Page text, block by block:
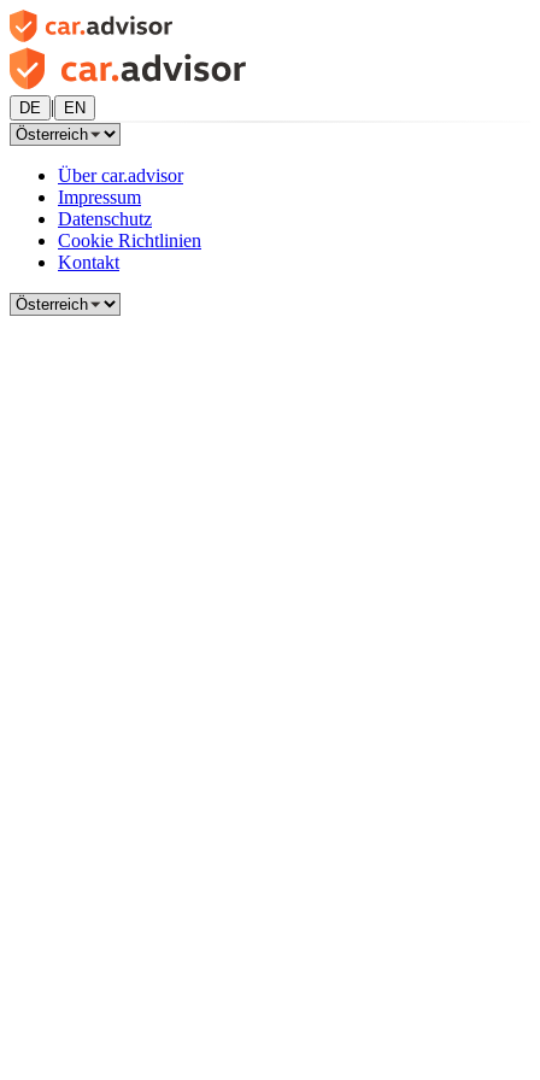
DE | EN
Über car.advisor
Impressum
Datenschutz
Cookie Richtlinien
Kontakt